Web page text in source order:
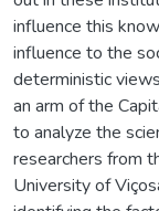
influence this
influence to the
deterministic
an arm of the
to analyze the
researchers from
University of